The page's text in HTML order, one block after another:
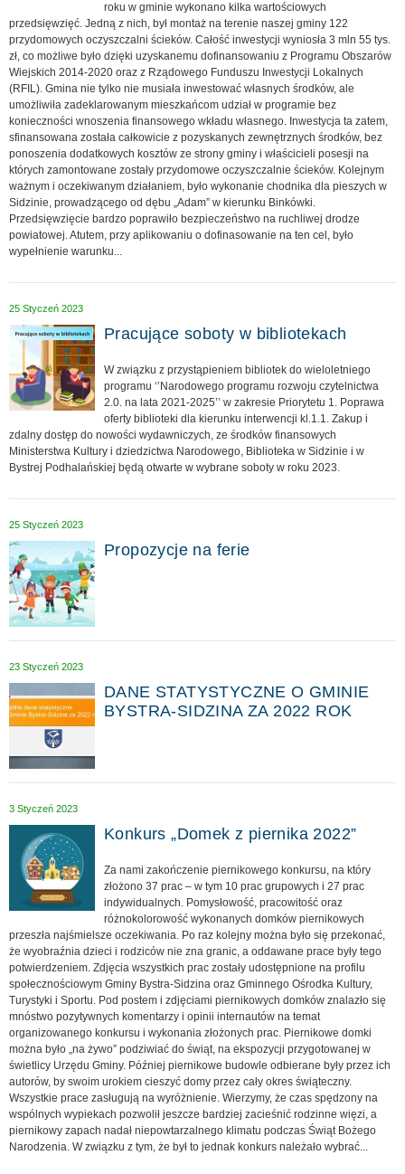
roku w gminie wykonano kilka wartościowych
przedsięwzięć. Jedną z nich, był montaż na terenie naszej gminy 122
przydomowych oczyszczalni ścieków. Całość inwestycji wyniosła 3 mln 55 tys.
zł, co możliwe było dzięki uzyskanemu dofinansowaniu z Programu Obszarów
Wiejskich 2014-2020 oraz z Rządowego Funduszu Inwestycji Lokalnych
(RFIL). Gmina nie tylko nie musiała inwestować własnych środków, ale
umożliwiła zadeklarowanym mieszkańcom udział w programie bez
konieczności wnoszenia finansowego wkładu własnego. Inwestycja ta zatem,
sfinansowana została całkowicie z pozyskanych zewnętrznych środków, bez
ponoszenia dodatkowych kosztów ze strony gminy i właścicieli posesji na
których zamontowane zostały przydomowe oczyszczalnie ścieków. Kolejnym
ważnym i oczekiwanym działaniem, było wykonanie chodnika dla pieszych w
Sidzinie, prowadzącego od dębu „Adam” w kierunku Binkówki.
Przedsięwzięcie bardzo poprawiło bezpieczeństwo na ruchliwej drodze
powiatowej. Atutem, przy aplikowaniu o dofinasowanie na ten cel, było
wypełnienie warunku...
25 Styczeń 2023
Pracujące soboty w bibliotekach
W związku z przystąpieniem bibliotek do wieloletniego
programu ‘’Narodowego programu rozwoju czytelnictwa
2.0. na lata 2021-2025’’ w zakresie Priorytetu 1. Poprawa
oferty biblioteki dla kierunku interwencji kl.1.1. Zakup i
zdalny dostęp do nowości wydawniczych, ze środków finansowych
Ministerstwa Kultury i dziedzictwa Narodowego, Biblioteka w Sidzinie i w
Bystrej Podhalańskiej będą otwarte w wybrane soboty w roku 2023.
25 Styczeń 2023
Propozycje na ferie
23 Styczeń 2023
DANE STATYSTYCZNE O GMINIE
BYSTRA-SIDZINA ZA 2022 ROK
3 Styczeń 2023
Konkurs „Domek z piernika 2022”
Za nami zakończenie piernikowego konkursu, na który
złożono 37 prac – w tym 10 prac grupowych i 27 prac
indywidualnych. Pomysłowość, pracowitość oraz
różnokolorowość wykonanych domków piernikowych
przeszła najśmielsze oczekiwania. Po raz kolejny można było się przekonać,
że wyobraźnia dzieci i rodziców nie zna granic, a oddawane prace były tego
potwierdzeniem. Zdjęcia wszystkich prac zostały udostępnione na profilu
społecznościowym Gminy Bystra-Sidzina oraz Gminnego Ośrodka Kultury,
Turystyki i Sportu. Pod postem i zdjęciami piernikowych domków znalazło się
mnóstwo pozytywnych komentarzy i opinii internautów na temat
organizowanego konkursu i wykonania złożonych prac. Piernikowe domki
można było „na żywo” podziwiać do świąt, na ekspozycji przygotowanej w
świetlicy Urzędu Gminy. Później piernikowe budowle odbierane były przez ich
autorów, by swoim urokiem cieszyć domy przez cały okres świąteczny.
Wszystkie prace zasługują na wyróżnienie. Wierzymy, że czas spędzony na
wspólnych wypiekach pozwolił jeszcze bardziej zacieśnić rodzinne więzi, a
piernikowy zapach nadał niepowtarzalnego klimatu podczas Świąt Bożego
Narodzenia. W związku z tym, że był to jednak konkurs należało wybrać...